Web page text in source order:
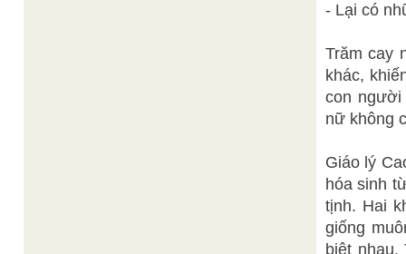
- Lại có
Trăm cay
khác,
con người
nữ không
Giáo lý
hóa sinh
tịnh. Hai
giống
biệt